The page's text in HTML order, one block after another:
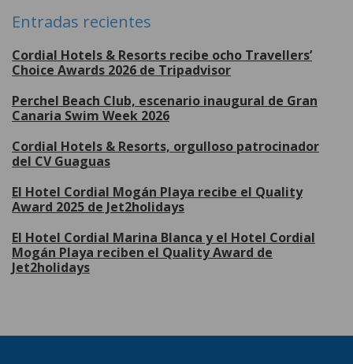
Entradas recientes
Cordial Hotels & Resorts recibe ocho Travellers’
Choice Awards 2026 de Tripadvisor
Perchel Beach Club, escenario inaugural de Gran
Canaria Swim Week 2026
Cordial Hotels & Resorts, orgulloso patrocinador
del CV Guaguas
El Hotel Cordial Mogán Playa recibe el Quality
Award 2025 de Jet2holidays
El Hotel Cordial Marina Blanca y el Hotel Cordial
Mogán Playa reciben el Quality Award de
Jet2holidays